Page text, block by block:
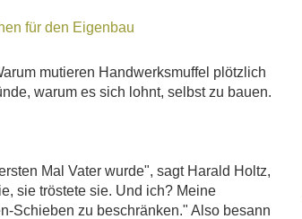
für den Eigenbau
mutieren Handwerksmuffel plötzlich
warum es sich lohnt, selbst zu bauen.
Mal Vater wurde", sagt Harald Holtz,
sie tröstete sie. Und ich? Meine
Schieben zu beschränken." Also besann